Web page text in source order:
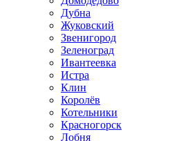
Дубна
Жуковский
Звенигород
Зеленоград
Ивантеевка
Истра
Клин
Королёв
Котельники
Красногорск
Лобня